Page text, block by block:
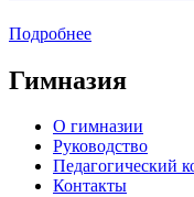
Подробнее
Гимназия
О гимназии
Руководство
Педагогический
Контакты